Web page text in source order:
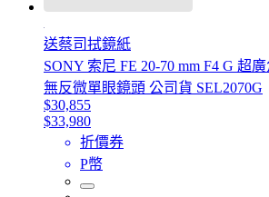
送蔡司拭鏡紙
SONY 索尼 FE 20-70 mm F4 G 超
無反微單眼鏡頭 公司貨 SEL2070G
$30,855
$33,980
折價券
P幣